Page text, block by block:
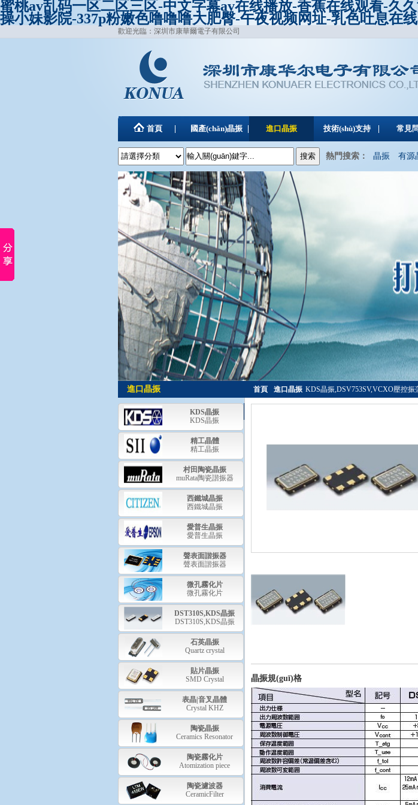
蜜桃av乱码一区二区三区-中文字幕av在线播放-香蕉在线观看-久
操小妹影院-337p粉嫩色噜噜噜大肥臀-午夜视频网址-乳色吐息在
歡迎光臨：深圳市康華爾電子有限公司
首頁 國產(chǎn)晶振 進口晶振 技術(shù)支持 常見
聯(lián)系康華爾 熱門搜索： 晶振 有源
陶瓷霧化片
進口晶振
KDS晶振
KDS晶振
精工晶體
精工晶振
村田陶瓷晶振
muRata陶瓷諧振器
西鐵城晶振
西鐵城晶振
愛普生晶振
愛普生晶振
聲表面諧振器
聲表面諧振器
微孔霧化片
微孔霧化片
DST310S,KDS晶振
DST310S,KDS晶振
晶振
石英晶振
Quartz crystal
貼片晶振
SMD Crystal
表晶|音叉晶體
Crystal KHZ
陶瓷晶振
Ceramics Resonator
陶瓷霧化片
Atomization piece
陶瓷濾波器
CeramicFilter
首頁 進口晶振 KDS晶振,DSV753SV,VCXO壓控振
晶振規(guī)格